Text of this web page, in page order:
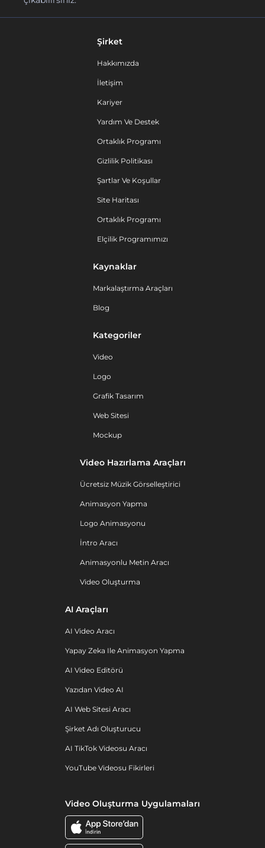
Şirket
Hakkımızda
İletişim
Kariyer
Yardım Ve Destek
Ortaklık Programı
Gizlilik Politikası
Şartlar Ve Koşullar
Site Haritası
Ortaklık Programı
Elçilik Programımızı
Kaynaklar
Markalaştırma Araçları
Blog
Kategoriler
Video
Logo
Grafik Tasarım
Web Sitesi
Mockup
Video Hazırlama Araçları
Ücretsiz Müzik Görselleştirici
Animasyon Yapma
Logo Animasyonu
İntro Aracı
Animasyonlu Metin Aracı
Video Oluşturma
AI Araçları
AI Video Aracı
Yapay Zeka Ile Animasyon Yapma
AI Video Editörü
Yazıdan Video AI
AI Web Sitesi Aracı
Şirket Adı Oluşturucu
AI TikTok Videosu Aracı
YouTube Videosu Fikirleri
Video Oluşturma Uygulamaları